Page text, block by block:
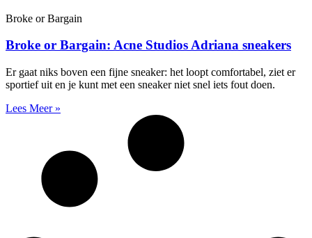
Broke or Bargain
Broke or Bargain: Acne Studios Adriana sneakers
Er gaat niks boven een fijne sneaker: het loopt comfortabel, ziet er
sportief uit en je kunt met een sneaker niet snel iets fout doen.
Lees Meer »